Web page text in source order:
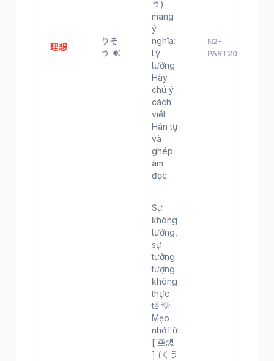
理想
りそ
う 🔊
う)
mang
ý
nghĩa:
Lý
tưởng.
Hãy
chú ý
cách
viết
Hán tự
và
ghép
âm
đọc.
N2-
PART20
Sự
không
tưởng,
sự
tưởng
tượng
không
thực
tế 💡
Mẹo
nhớTừ
[ 空想
] (くう